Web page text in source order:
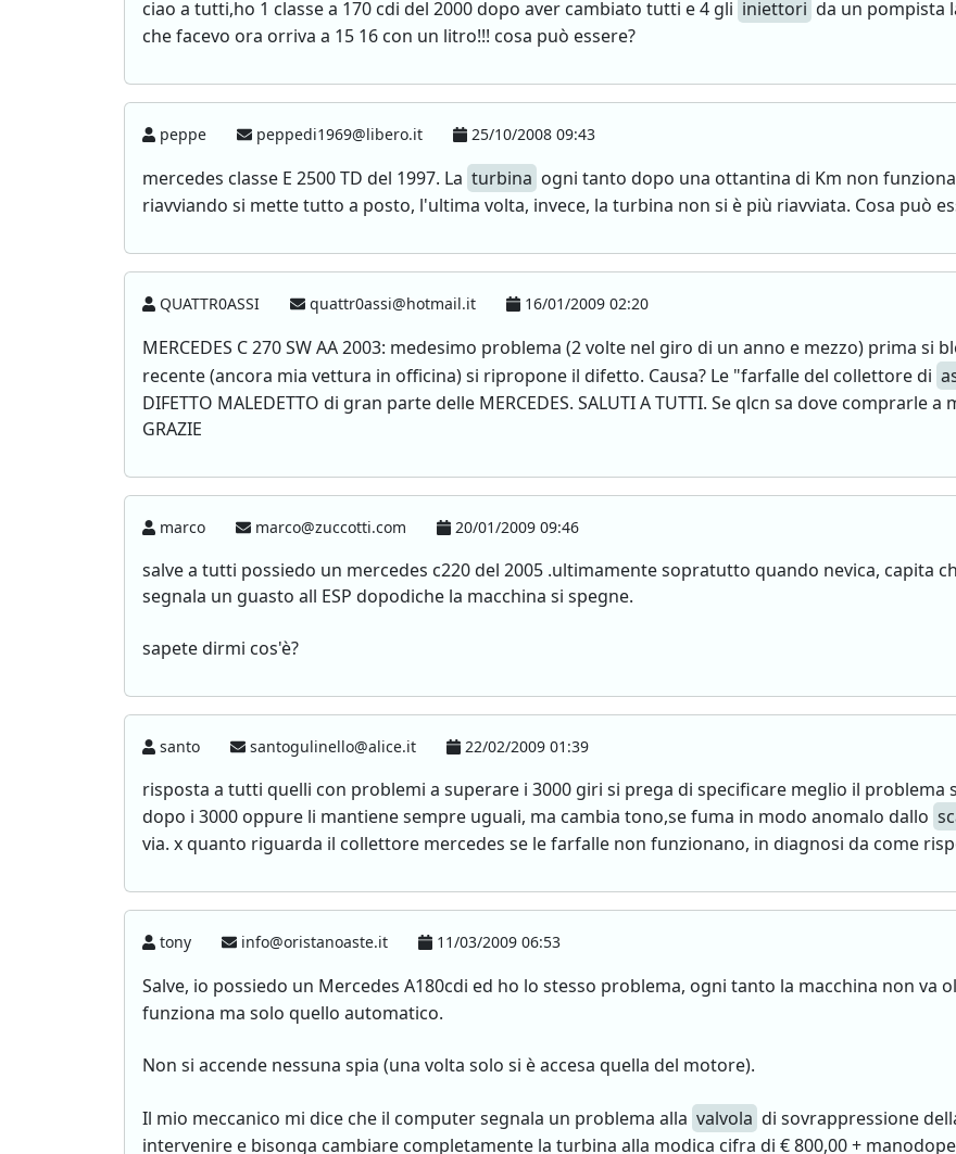
ciao a tutti,ho 1 classe a 170 cdi del 2000 dopo aver cambiato tutti e 4 gli iniettori da un pompista
che facevo ora orriva a 15 16 con un litro!!! cosa può essere?
peppe peppedi1969@libero.it 25/10/2008 09:43
mercedes classe E 2500 TD del 1997. La turbina ogni tanto dopo una ottantina di Km non
riavviando si mette tutto a posto, l'ultima volta, invece, la turbina non si è più riavviata. Cosa può
QUATTR0ASSI quattr0assi@hotmail.it 16/01/2009 02:20
MERCEDES C 270 SW AA 2003: medesimo problema (2 volte nel giro di un anno e mezzo) prima si
recente (ancora mia vettura in officina) si ripropone il difetto. Causa? Le "farfalle del collettore di
DIFETTO MALEDETTO di gran parte delle MERCEDES. SALUTI A TUTTI. Se qlcn sa dove comprarle
GRAZIE
marco marco@zuccotti.com 20/01/2009 09:46
salve a tutti possiedo un mercedes c220 del 2005 .ultimamente sopratutto quando nevica, capita
segnala un guasto all ESP dopodiche la macchina si spegne.
sapete dirmi cos'è?
santo santogulinello@alice.it 22/02/2009 01:39
risposta a tutti quelli con problemi a superare i 3000 giri si prega di specificare meglio il problema
dopo i 3000 oppure li mantiene sempre uguali, ma cambia tono,se fuma in modo anomalo dallo
via. x quanto riguarda il collettore mercedes se le farfalle non funzionano, in diagnosi da come
tony info@oristanoaste.it 11/03/2009 06:53
Salve, io possiedo un Mercedes A180cdi ed ho lo stesso problema, ogni tanto la macchina non va
funziona ma solo quello automatico.
Non si accende nessuna spia (una volta solo si è accesa quella del motore).
Il mio meccanico mi dice che il computer segnala un problema alla valvola di sovrappressione
intervenire e bisonga cambiare completamente la turbina alla modica cifra di € 800,00 +